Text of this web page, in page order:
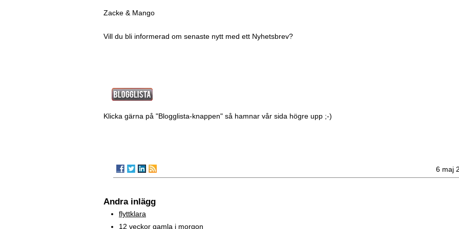
Zacke & Mango
Vill du bli informerad om senaste nytt med ett Nyhetsbrev?
Klicka gärna på "Blogglista-knappen" så hamnar vår sida högre upp ;-)
6 maj
Andra inlägg
flyttklara
12 veckor gamla i morgon